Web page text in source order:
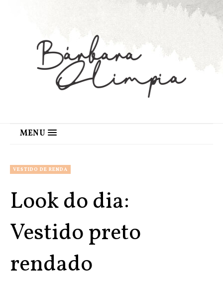
MENU
VESTIDO DE RENDA
Look do dia:
Vestido preto
rendado